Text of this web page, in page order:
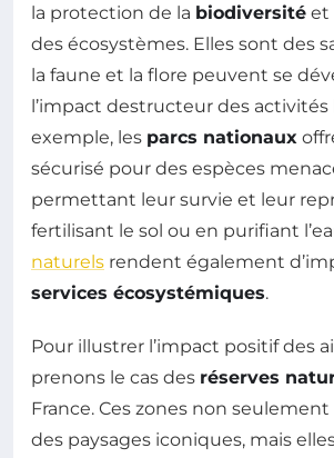
la protection de la biodiversité et
des écosystèmes. Elles sont des
la faune et la flore peuvent se
l’impact destructeur des activités
exemple, les parcs nationaux
sécurisé pour des espèces
permettant leur survie et leur
fertilisant le sol ou en purifiant
naturels rendent également
services écosystémiques.
Pour illustrer l’impact positif des
prenons le cas des réserves
France. Ces zones non
des paysages iconiques, mais